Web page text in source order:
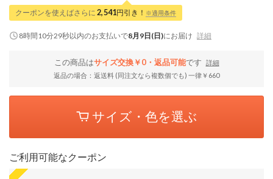
クーポンを使えばさらに 2,541円引き！ ※適用条件
8時間10分28秒以内のお支払いで8月9日(日)にお届け 詳細
この商品はサイズ交換￥0・返品可能です
詳細
返品の場合：返送料 (同注文なら複数個でも) 一律￥660
サイズ・色を選ぶ
ご利用可能なクーポン